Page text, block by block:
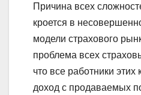
Причина всех
кроется в
модели страхового
проблема всех
что все работники
доход с продаваемых